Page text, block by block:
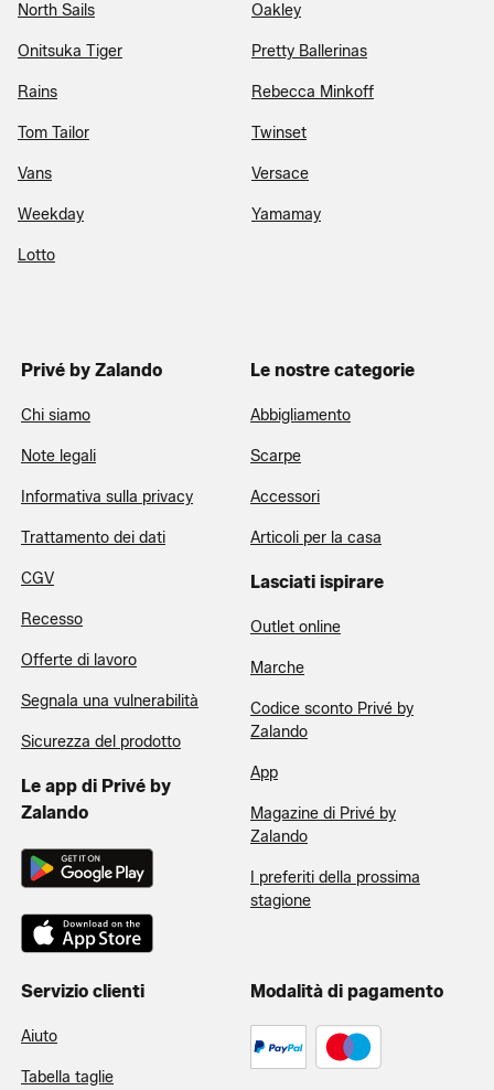
North Sails Oakley
Onitsuka Tiger Pretty Ballerinas
Rains Rebecca Minkoff
Tom Tailor Twinset
Vans Versace
Weekday Yamamay
Lotto
Privé by Zalando
Chi siamo
Note legali
Informativa sulla privacy
Trattamento dei dati
CGV
Recesso
Offerte di lavoro
Segnala una vulnerabilità
Sicurezza del prodotto
Le app di Privé by
Zalando
Le nostre categorie
Abbigliamento
Scarpe
Accessori
Articoli per la casa
Lasciati ispirare
Outlet online
Marche
Codice sconto Privé by
Zalando
App
Magazine di Privé by
Zalando
I preferiti della prossima
stagione
Servizio clienti
Aiuto
Tabella taglie
Modalità di pagamento